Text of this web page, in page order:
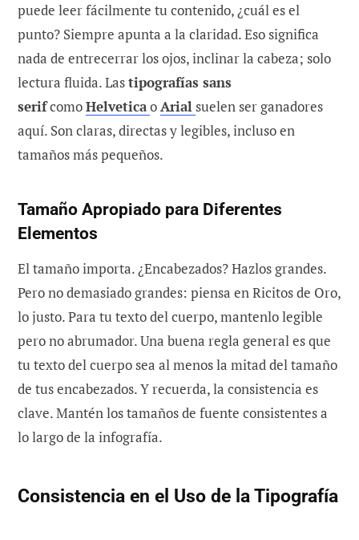
puede leer fácilmente tu contenido, ¿cuál es el
punto? Siempre apunta a la claridad. Eso significa
nada de entrecerrar los ojos, inclinar la cabeza; solo
lectura fluida. Lastipografías sans
serifcomoHelveticaoArial suelen ser ganadores
aquí. Son claras, directas y legibles, incluso en
tamaños más pequeños.
Tamaño Apropiado para Diferentes
Elementos
El tamaño importa. ¿Encabezados? Hazlos grandes.
Pero no demasiado grandes: piensa en Ricitos de Oro,
lo justo. Para tu texto del cuerpo, mantenlo legible
pero no abrumador. Una buena regla general es que
tu texto del cuerpo sea al menos la mitad del tamaño
de tus encabezados. Y recuerda, la consistencia es
clave. Mantén los tamaños de fuente consistentes a
lo largo de la infografía.
Consistencia en el Uso de la Tipografía